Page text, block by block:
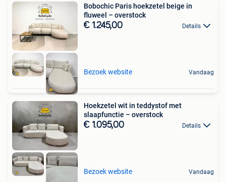
Bobochic Paris hoekzetel beige in
fluweel – overstock
€ 1.245,00 Details
Bezoek website Vandaag
Hoekzetel wit in teddystof met
slaapfunctie – overstock
€ 1.095,00 Details
Bezoek website Vandaag